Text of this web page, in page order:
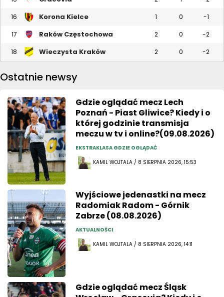
16 Korona Kielce 1 0 -1
17 Raków Częstochowa 2 0 -2
18 Wieczysta Kraków 2 0 -2
Ostatnie newsy
Gdzie oglądać mecz Lech
Poznań - Piast Gliwice? Kiedy i o
której godzinie transmisja
meczu w tv i online?(09.08.2026)
EKSTRAKLASA GDZIE OGLĄDAĆ
KAMIL WOJTALA / 8 SIERPNIA 2026, 15:53
Wyjściowe jedenastki na mecz
Radomiak Radom - Górnik
Zabrze (08.08.2026)
AKTUALNOŚCI
KAMIL WOJTALA / 8 SIERPNIA 2026, 14:11
Gdzie oglądać mecz Śląsk